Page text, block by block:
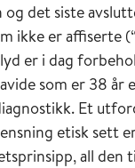
det siste
ikke er affiserte
er i dag
som er 38 år
Et
etisk sett
all den